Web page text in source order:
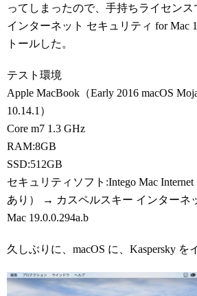
ってしまったので、手持ちライセン
インターネット セキュリティ for Mac
トールした。
テスト環境
Apple MacBook（Early 2016 macOS
10.14.1）
Core m7 1.3 GHz
RAM:8GB
SSD:512GB
セキュリティソフト:Intego Mac Internet
あり） → カスペルスキー インターネ
Mac 19.0.0.294a.b
久しぶりに、macOS に、Kaspersky を